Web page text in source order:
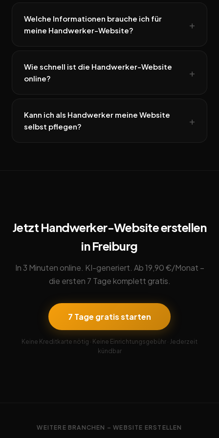
Welche Informationen brauche ich für
meine Handwerker-Website?
Wie schnell ist die Handwerker-Website
online?
Kann ich als Handwerker meine Website
selbst pflegen?
Jetzt Handwerker-Website erstellen
in Freiburg
In 3 Minuten online. KI-generiert. Ab 19,90 €/Monat –
die ersten 7 Tage komplett gratis.
7 Tage gratis starten
Keine Kreditkarte nötig · Keine Einrichtungsgebühr · Jederzeit
kündbar
WEITERE BRANCHEN – WEBSITE ERSTELLEN